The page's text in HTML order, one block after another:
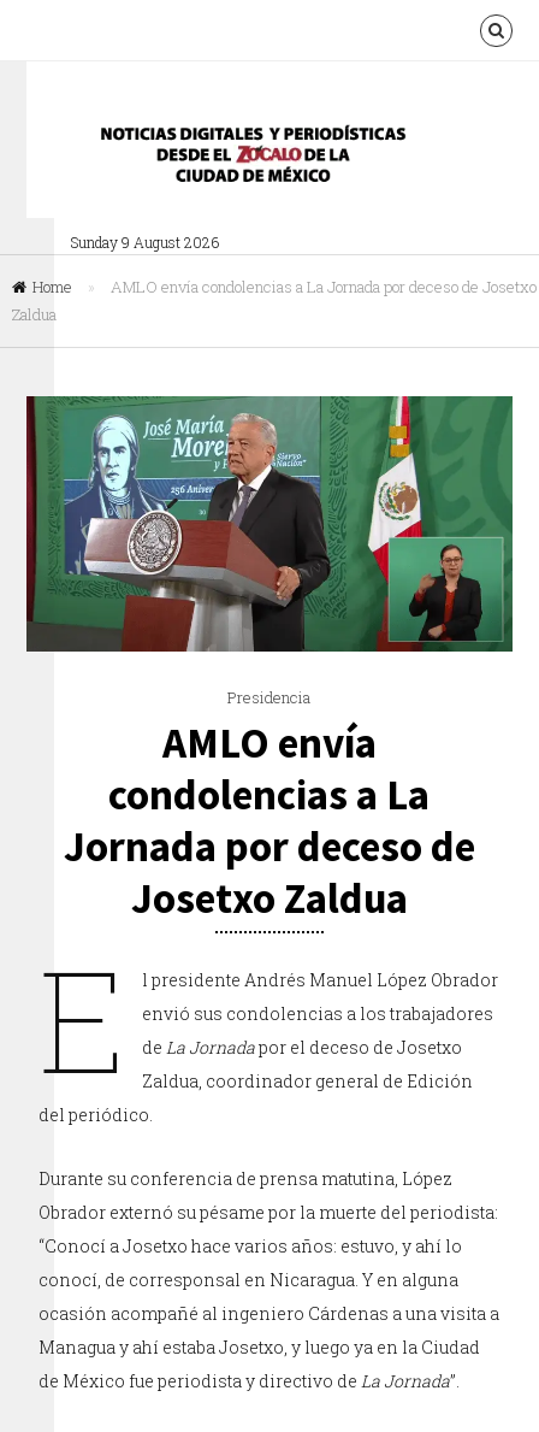
Sunday 9 August 2026
Home »
AMLO envía condolencias a La Jornada por deceso de Josetxo
Zaldua
Presidencia
AMLO envía
condolencias a La
Jornada por deceso de
Josetxo Zaldua
E
l presidente Andrés Manuel López Obrador
envió sus condolencias a los trabajadores
deLa Jornadapor el deceso de Josetxo
Zaldua, coordinador general de Edición
del periódico.
Durante su conferencia de prensa matutina, López
Obrador externó su pésame por la muerte del periodista:
“Conocí a Josetxo hace varios años: estuvo, y ahí lo
conocí, de corresponsal en Nicaragua. Y en alguna
ocasión acompañé al ingeniero Cárdenas a una visita a
Managua y ahí estaba Josetxo, y luego ya en la Ciudad
de México fue periodista y directivo deLa Jornada”.